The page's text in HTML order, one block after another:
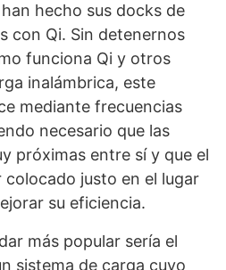
hecho sus docks de
con Qi. Sin detenernos
funciona Qi y otros
inalámbrica, este
mediante frecuencias
necesario que las
próximas entre sí y que el
justo en el lugar
su eficiencia.
más popular sería el
sistema de carga cuyo